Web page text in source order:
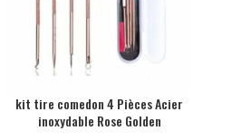
kit tire comedon 4 Pièces Acier
inoxydable Rose Golden